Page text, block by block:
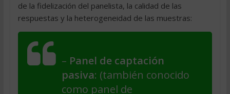
de la fidelización del panelista, la calidad de las
respuestas y la heterogeneidad de las muestras:
– Panel de captación
pasiva: (también conocido
como panel de